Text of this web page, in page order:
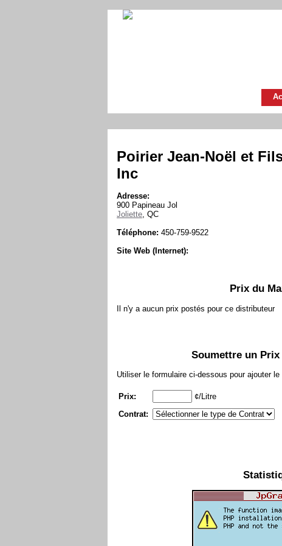
Poirier Jean-Noël et
Inc
Adresse:
900 Papineau Jol
Joliette, QC
Téléphone: 450-759-9522
Site Web (Internet):
Prix du
Il n'y a aucun prix postés pour ce distributeur
Soumettre un
Utiliser le formulaire ci-dessous pour ajouter
Prix: ¢/Litre
Contrat: